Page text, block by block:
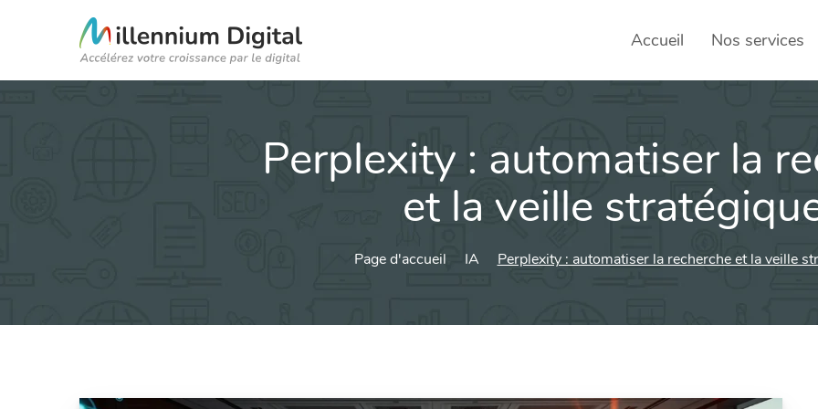
Accueil Nos services
SEO
Social
Perplexity : automatiser la
et la veille
Page d'accueil IA Perplexity : automatiser la recherche et la veille